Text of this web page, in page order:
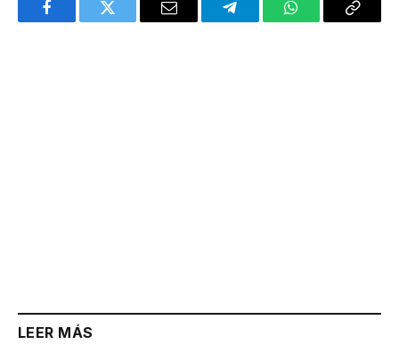
FacebookTwitter Email TelegramWhatsAppCopy
LEER MÁS